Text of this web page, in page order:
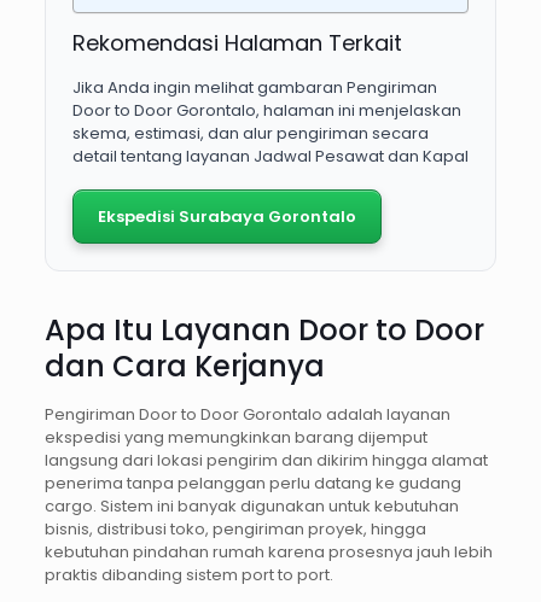
Rekomendasi Halaman Terkait
Jika Anda ingin melihat gambaran Pengiriman
Door to Door Gorontalo, halaman ini menjelaskan
skema, estimasi, dan alur pengiriman secara
detail tentang layanan Jadwal Pesawat dan Kapal
Ekspedisi Surabaya Gorontalo
Apa Itu Layanan Door to Door
dan Cara Kerjanya
Pengiriman Door to Door Gorontalo adalah layanan
ekspedisi yang memungkinkan barang dijemput
langsung dari lokasi pengirim dan dikirim hingga alamat
penerima tanpa pelanggan perlu datang ke gudang
cargo. Sistem ini banyak digunakan untuk kebutuhan
bisnis, distribusi toko, pengiriman proyek, hingga
kebutuhan pindahan rumah karena prosesnya jauh lebih
praktis dibanding sistem port to port.